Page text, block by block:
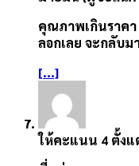
คุณภาพเกินราค
ลอกเลย จะกลับ
[...]
ให้คะแนน 4 ตั้ง